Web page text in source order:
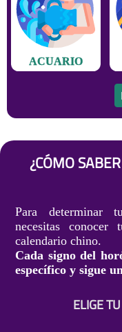
ACUARIO
¿CÓMO
Para determinar
necesitas
calendario chino.
Cada signo del
específico y sigue
ELIGE